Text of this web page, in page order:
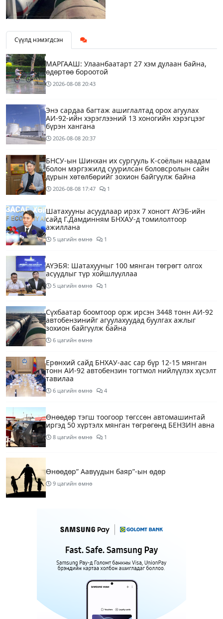
Сүүлд нэмэгдсэн
МАРГААШ: Улаанбаатарт 27 хэм дулаан байна,
өдөртөө бороотой
2026-08-08 20:43
Энэ сардаа багтаж ашиглалтад орох агуулах
АИ-92-ийн хэрэглээний 13 хоногийн хэрэгцээг
бүрэн хангана
2026-08-08 20:37
БНСУ-ын Шинхан их сургууль К-соёлын наадам
болон мэргэжилд суурилсан боловсролын сайн
дурын хөтөлбөрийг зохион байгуулж байна
2026-08-08 17:47 1
Шатахууны асуудлаар ирэх 7 хоногт АҮЭБ-ийн
сайд Г.Дамдинням БНХАУ-д томилолтоор
ажиллана
5 цагийн өмнө 1
АҮЭБЯ: Шатахууныг 100 мянган төгрөгт олгох
асуудлыг түр хойшлууллаа
5 цагийн өмнө 1
Сүхбаатар боомтоор орж ирсэн 3448 тонн АИ-92
автобензинийг агуулахуудад буулгах ажлыг
зохион байгуулж байна
6 цагийн өмнө
Ерөнхий сайд БНХАУ-аас сар бүр 12-15 мянган
тонн АИ-92 автобензин тогтмол нийлүүлэх хүсэлт
тавилаа
6 цагийн өмнө 4
Өнөөдөр тэгш тоогоор төгссөн автомашинтай
иргэд 50 хүртэлх мянган төгрөгөнд БЕНЗИН авна
8 цагийн өмнө 1
Өнөөдөр” Аавуудын баяр”-ын өдөр
9 цагийн өмнө
11 цагийн өмнө
МАРГААШ: Улаанбаатарт 31 хэм дулаан байна
20 цагийн өмнө